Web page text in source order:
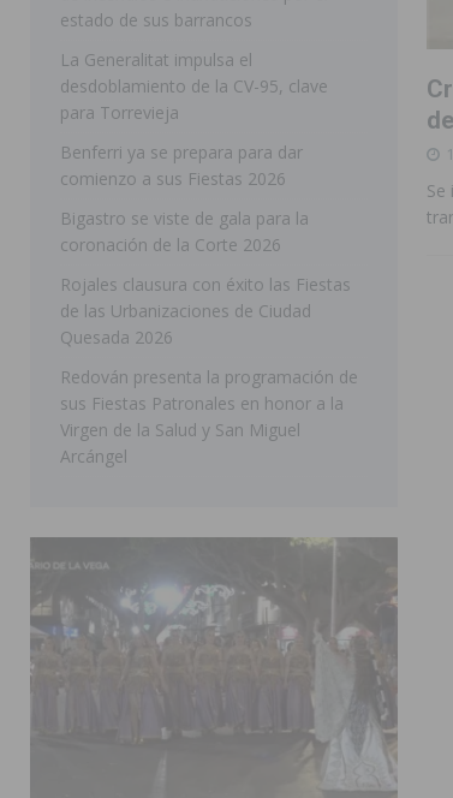
[ 07/08/2026 ]
El Ayuntamiento de
ALMORADÍ
[ 07/08/2026 ]
Educación destina 1,2
[ 07/08/2026 ] La Policía Nacional
[ 07/08/2026 ]
Torrevieja impulsa el
TORREVIEJA
Se
estado de sus barrancos
La Generalitat impulsa el
desdoblamiento de la CV-95, clave
para Torrevieja
Benferri ya se prepara para dar
comienzo a sus Fiestas 2026
Bigastro se viste de gala para la
coronación de la Corte 2026
Rojales clausura con éxito las Fiestas
de las Urbanizaciones de Ciudad
Quesada 2026
Redován presenta la programación de
sus Fiestas Patronales en honor a la
Virgen de la Salud y San Miguel
Arcángel